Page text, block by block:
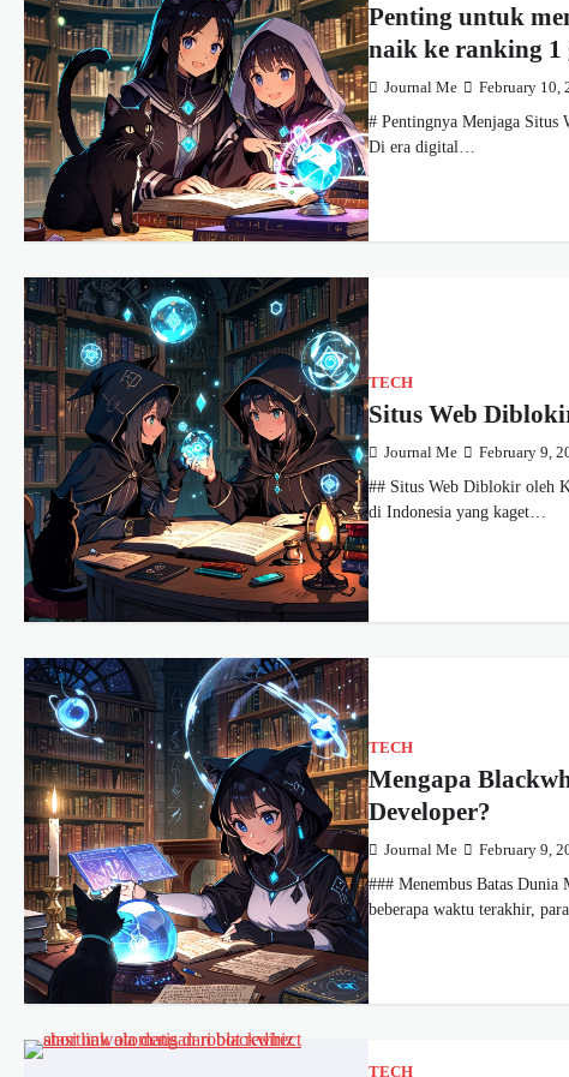
Penting untuk
naik ke ranking 1
Journal Me February 10,
# Pentingnya Menjaga
Di era digital…
TECH
Situs Web
Journal Me February 9,
## Situs Web Diblokir oleh
di Indonesia yang kaget…
TECH
Mengapa
Developer?
Journal Me February 9,
### Menembus Batas
beberapa waktu terakhir,
TECH